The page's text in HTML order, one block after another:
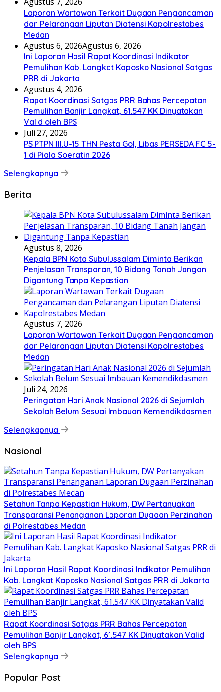
Agustus 7, 2026
Laporan Wartawan Terkait Dugaan Pengancaman
dan Pelarangan Liputan Diatensi Kapolrestabes
Medan
Agustus 6, 2026Agustus 6, 2026
Ini Laporan Hasil Rapat Koordinasi Indikator
Pemulihan Kab. Langkat Kaposko Nasional Satgas
PRR di Jakarta
Agustus 4, 2026
Rapat Koordinasi Satgas PRR Bahas Percepatan
Pemulihan Banjir Langkat, 61.547 KK Dinyatakan
Valid oleh BPS
Juli 27, 2026
PS PTPN III.U-15 THN Pesta Gol, Libas PERSEDA FC 5-
1 di Piala Soeratin 2026
Selengkapnya
Berita
Agustus 8, 2026
Kepala BPN Kota Subulussalam Diminta Berikan
Penjelasan Transparan, 10 Bidang Tanah Jangan
Digantung Tanpa Kepastian
Agustus 7, 2026
Laporan Wartawan Terkait Dugaan Pengancaman
dan Pelarangan Liputan Diatensi Kapolrestabes
Medan
Juli 24, 2026
Peringatan Hari Anak Nasional 2026 di Sejumlah
Sekolah Belum Sesuai Imbauan Kemendikdasmen
Selengkapnya
Nasional
Setahun Tanpa Kepastian Hukum, DW Pertanyakan
Transparansi Penanganan Laporan Dugaan Perzinahan
di Polrestabes Medan
Ini Laporan Hasil Rapat Koordinasi Indikator Pemulihan
Kab. Langkat Kaposko Nasional Satgas PRR di Jakarta
Rapat Koordinasi Satgas PRR Bahas Percepatan
Pemulihan Banjir Langkat, 61.547 KK Dinyatakan Valid
oleh BPS
Selengkapnya
Popular Post